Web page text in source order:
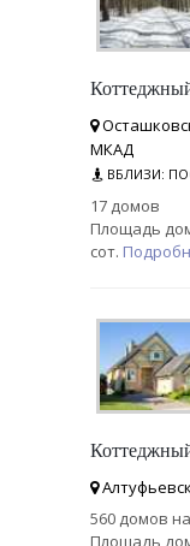
МКАД
ВБЛИЗИ:
17 домов
Площадь
сот.
560 домов на
Площадь